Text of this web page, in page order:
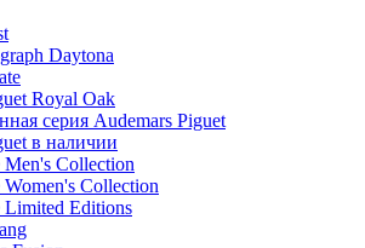
Daytona
Royal Oak
серия Audemars Piguet
в наличии
Collection
Collection
Editions